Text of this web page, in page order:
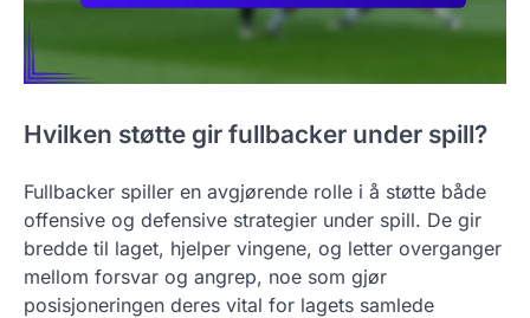
Hvilken støtte gir fullbacker under spill?
Fullbacker spiller en avgjørende rolle i å støtte både
offensive og defensive strategier under spill. De gir
bredde til laget, hjelper vingene, og letter overganger
mellom forsvar og angrep, noe som gjør
posisjoneringen deres vital for lagets samlede